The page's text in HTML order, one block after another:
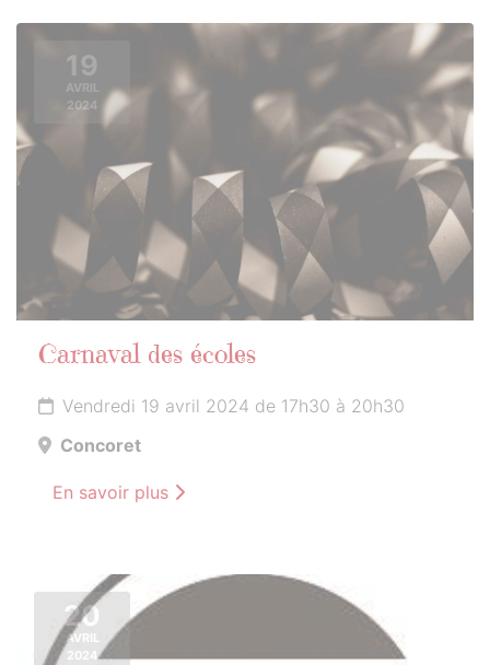
19
AVRIL
2024
Carnaval des écoles
Vendredi 19 avril 2024 de 17h30 à 20h30
Concoret
En savoir plus
20
AVRIL
2024